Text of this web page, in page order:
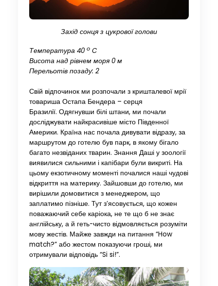
Захід сонця з цукрової голови
Температура 40 oC
Висота над рівнем моря 0 м
Перельотів позаду: 2
Свій відпочинок ми розпочали з кришталевої мрії
товариша Остапа Бендера – серця
Бразилії. Одягнувши білі штани, ми почали
досліджувати найкрасивіше місто Південної
Америки. Країна нас почала дивувати відразу, за
маршрутом до готелю був парк, в якому бігало
багато незвіданих тварин. Знання Даші у зоології
виявилися сильними і капібари були викриті. На
цьому екзотичному моменті почалися наші чудові
відкриття на материку. Зайшовши до готелю, ми
вирішили домовитися з менеджером, що
заплатимо пізніше. Тут з’ясовується, що кожен
поважаючий себе каріока, не те що б не знає
англійську, а й геть-чисто відмовляється розуміти
мову жестів. Майже завжди на питання “How
match?” або жестом показуючи гроші, ми
отримували відповідь “Si si!”.